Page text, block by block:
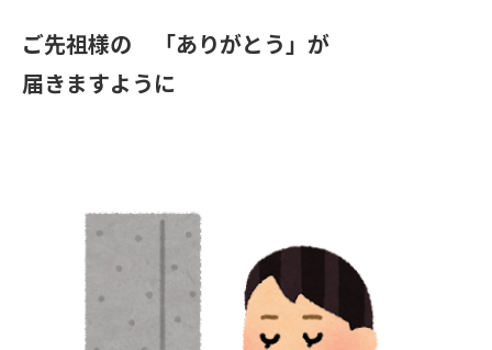
ご先祖様の 「ありがとう」が
届きますように